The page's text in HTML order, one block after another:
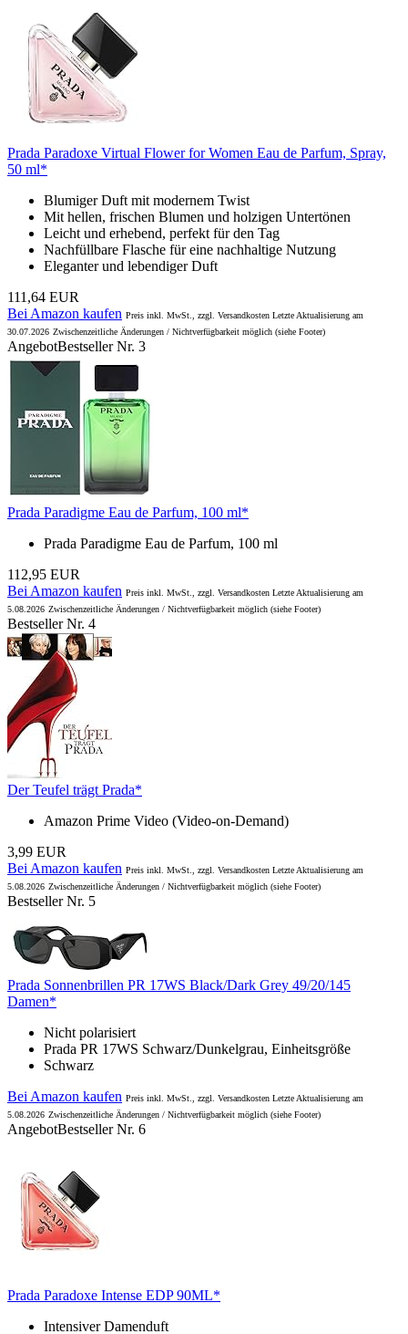
Prada Paradoxe Virtual Flower for Women Eau de Parfum, Spray,
50 ml*
Blumiger Duft mit modernem Twist
Mit hellen, frischen Blumen und holzigen Untertönen
Leicht und erhebend, perfekt für den Tag
Nachfüllbare Flasche für eine nachhaltige Nutzung
Eleganter und lebendiger Duft
111,64 EUR
Bei Amazon kaufen Preis inkl. MwSt., zzgl. Versandkosten Letzte Aktualisierung am
30.07.2026 Zwischenzeitliche Änderungen / Nichtverfügbarkeit möglich (siehe Footer)
AngebotBestseller Nr. 3
Prada Paradigme Eau de Parfum, 100 ml*
Prada Paradigme Eau de Parfum, 100 ml
112,95 EUR
Bei Amazon kaufen Preis inkl. MwSt., zzgl. Versandkosten Letzte Aktualisierung am
5.08.2026 Zwischenzeitliche Änderungen / Nichtverfügbarkeit möglich (siehe Footer)
Bestseller Nr. 4
Der Teufel trägt Prada*
Amazon Prime Video (Video-on-Demand)
3,99 EUR
Bei Amazon kaufen Preis inkl. MwSt., zzgl. Versandkosten Letzte Aktualisierung am
5.08.2026 Zwischenzeitliche Änderungen / Nichtverfügbarkeit möglich (siehe Footer)
Bestseller Nr. 5
Prada Sonnenbrillen PR 17WS Black/Dark Grey 49/20/145
Damen*
Nicht polarisiert
Prada PR 17WS Schwarz/Dunkelgrau, Einheitsgröße
Schwarz
Bei Amazon kaufen Preis inkl. MwSt., zzgl. Versandkosten Letzte Aktualisierung am
5.08.2026 Zwischenzeitliche Änderungen / Nichtverfügbarkeit möglich (siehe Footer)
AngebotBestseller Nr. 6
Prada Paradoxe Intense EDP 90ML*
Intensiver Damenduft